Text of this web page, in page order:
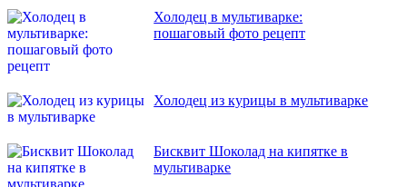
Холодец в мультиварке:
пошаговый фото рецепт
Холодец из курицы в мультиварке
Бисквит Шоколад на кипятке в
мультиварке